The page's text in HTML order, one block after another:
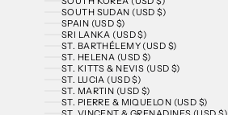
SOUTH SUDAN (USD $)
SPAIN (USD $)
SRI LANKA (USD $)
ST. BARTHÉLEMY (USD $)
ST. HELENA (USD $)
ST. KITTS & NEVIS (USD $)
ST. LUCIA (USD $)
ST. MARTIN (USD $)
ST. PIERRE & MIQUELON (USD $)